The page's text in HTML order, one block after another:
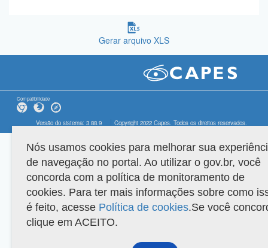
Gerar arquivo XLS
Compatibilidade
Versão do sistema: 3.88.9 Copyright 2022 Capes. Todos os direitos reservados.
Nós usamos cookies para melhorar sua
de navegação no portal. Ao utilizar o gov.br, você
concorda com a política de monitoramento de
cookies. Para ter mais informações sobre como
é feito, acesse Política de cookies.Se você
clique em ACEITO.